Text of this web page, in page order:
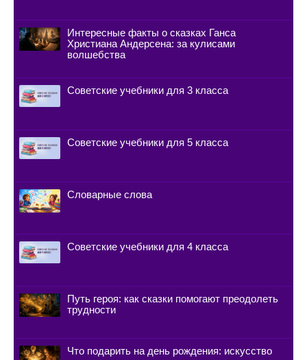
Интересные факты о сказках Ганса
Христиана Андерсена: за кулисами
волшебства
Советские учебники для 3 класса
Советские учебники для 5 класса
Словарные слова
Советские учебники для 4 класса
Путь героя: как сказки помогают преодолеть
трудности
Что подарить на день рождения: искусство